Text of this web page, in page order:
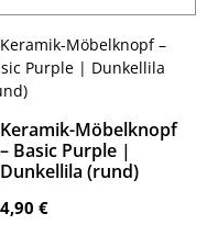
Keramik-Möbelknopf
– Basic Purple |
Dunkellila (rund)
Regulärer Preis:
4,90 €